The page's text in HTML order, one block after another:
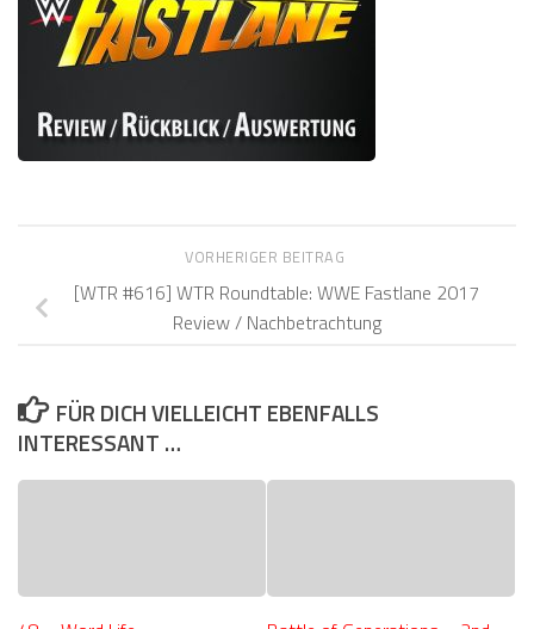
VORHERIGER BEITRAG
[WTR #616] WTR Roundtable: WWE Fastlane 2017
Review / Nachbetrachtung
FÜR DICH VIELLEICHT EBENFALLS
INTERESSANT …